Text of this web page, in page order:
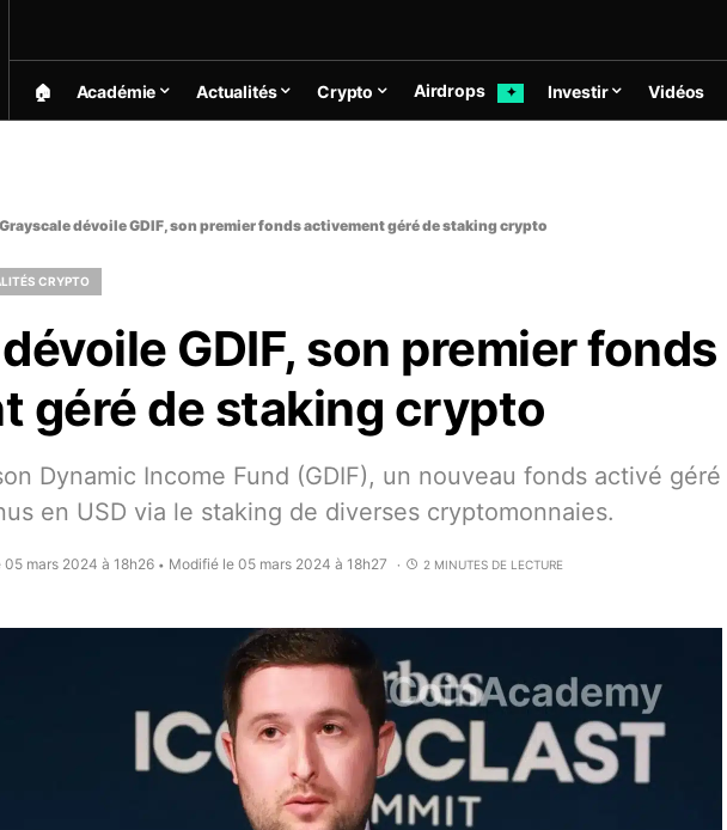
🏠︎ Académie Actualités Crypto Airdrops ✦ Investir Vidéos
Grayscale dévoile GDIF, son premier fonds activement géré de staking crypto
CRYPTO
GDIF, son premier fonds
géré de staking crypto
Dynamic Income Fund (GDIF), un nouveau fonds activé géré
en USD via le staking de diverses cryptomonnaies.
05 mars 2024 à 18h26 • Modifié le 05 mars 2024 à 18h27 2 MINUTES DE LECTURE